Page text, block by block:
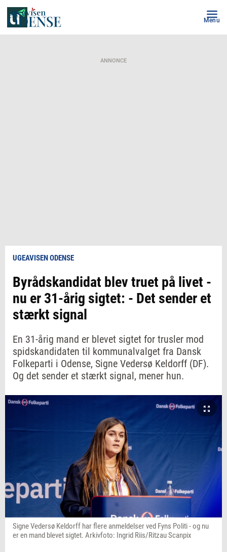
Menu
ANNONCE
UGEAVISEN ODENSE
Byrådskandidat blev truet på livet -
nu er 31-årig sigtet: - Det sender et
stærkt signal
En 31-årig mand er blevet sigtet for trusler mod
spidskandidaten til kommunalvalget fra Dansk
Folkeparti i Odense, Signe Vedersø Keldorff (DF).
Og det sender et stærkt signal, mener hun.
Signe Vedersø Keldorff har flere anmeldelser ved Fyns Politi - og nu
er en mand blevet sigtet. Arkivfoto: Ingrid Riis/Ritzau Scanpix